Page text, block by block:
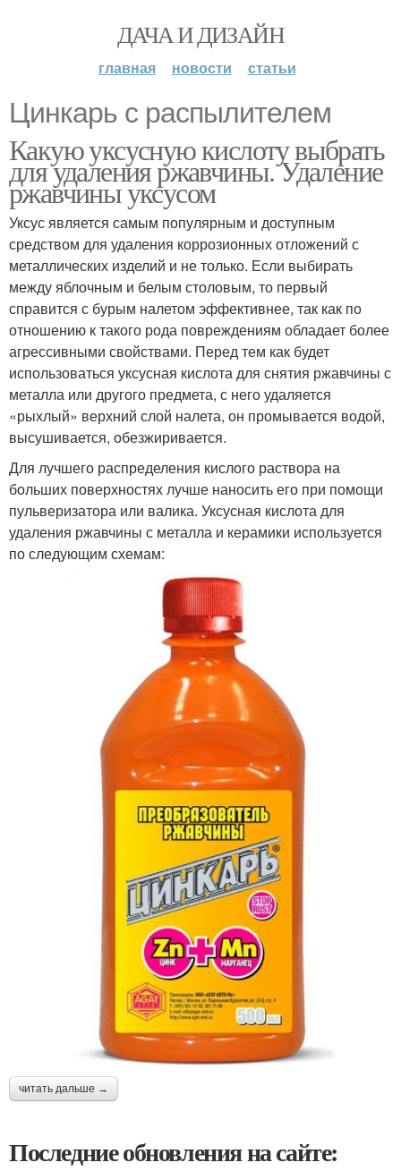
ДАЧА И ДИЗАЙН
главная новости статьи
Цинкарь с распылителем
Какую уксусную кислоту выбрать
для удаления ржавчины. Удаление
ржавчины уксусом
Уксус является самым популярным и доступным
средством для удаления коррозионных отложений с
металлических изделий и не только. Если выбирать
между яблочным и белым столовым, то первый
справится с бурым налетом эффективнее, так как по
отношению к такого рода повреждениям обладает более
агрессивными свойствами. Перед тем как будет
использоваться уксусная кислота для снятия ржавчины с
металла или другого предмета, с него удаляется
«рыхлый» верхний слой налета, он промывается водой,
высушивается, обезжиривается.
Для лучшего распределения кислого раствора на
больших поверхностях лучше наносить его при помощи
пульверизатора или валика. Уксусная кислота для
удаления ржавчины с металла и керамики используется
по следующим схемам:
читать дальше →
Последние обновления на сайте: